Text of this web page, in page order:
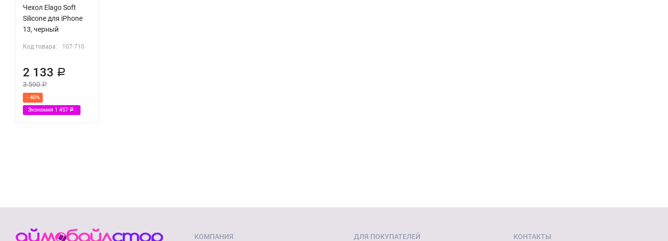
Чехол Elago Soft
Silicone для iPhone
13, черный
Код товара: 107-710
2 133 Р
3 590Р
- 40%
Экономия 1 457 Р
КОМПАНИЯ ДЛЯ ПОКУПАТЕЛЕЙ КОНТАКТЫ